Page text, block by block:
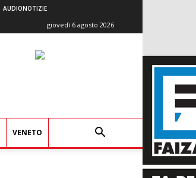
AUDIONOTIZIE
giovedì 6 agosto 2026
VENETO